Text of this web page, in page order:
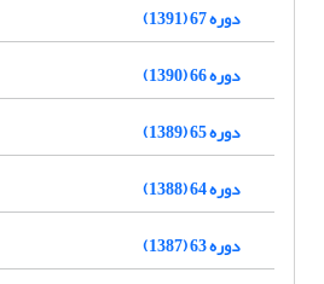
دوره 67 (1391)
دوره 66 (1390)
دوره 65 (1389)
دوره 64 (1388)
دوره 63 (1387)